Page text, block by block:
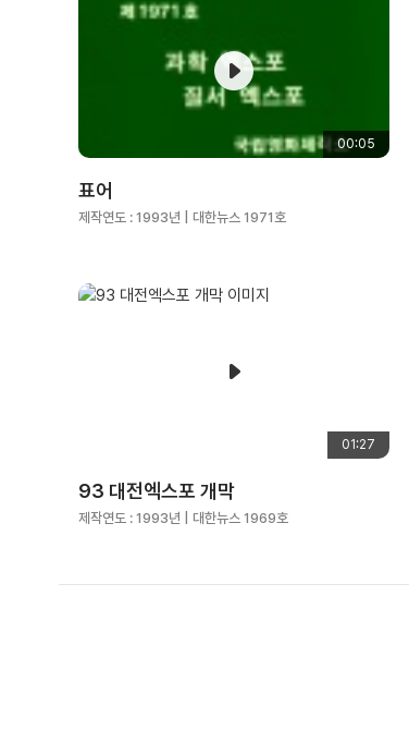
00:05
표어
제작연도 : 1993년 | 대한뉴스 1971호
01:27
93 대전엑스포 개막
제작연도 : 1993년 | 대한뉴스 1969호